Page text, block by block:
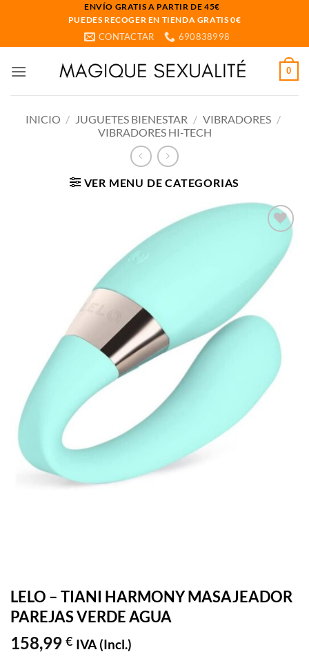
ENVÍO GRATIS A PARTIR DE 45€
PUEDES RECOGER EN TIENDA GRATIS 0€
CONTACTAR 690838998
0
INICIO / JUGUETES BIENESTAR / VIBRADORES /
VIBRADORES HI-TECH
VER MENU DE CATEGORIAS
Añadir
a la
lista
LELO – TIANI HARMONY MASAJEADOR
PAREJAS VERDE AGUA
158,99 € IVA (Incl.)